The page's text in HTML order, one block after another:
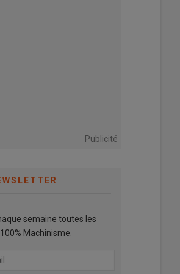
Publicité
semaine toutes les
Machinisme.